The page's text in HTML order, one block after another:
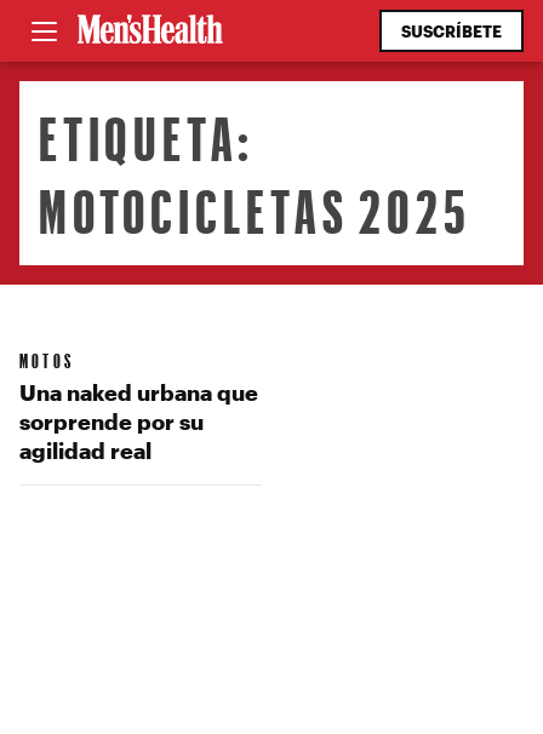
SUSCRÍBETE
ETIQUETA:
MOTOCICLETAS 2025
MOTOS
Una naked urbana que
sorprende por su
agilidad real